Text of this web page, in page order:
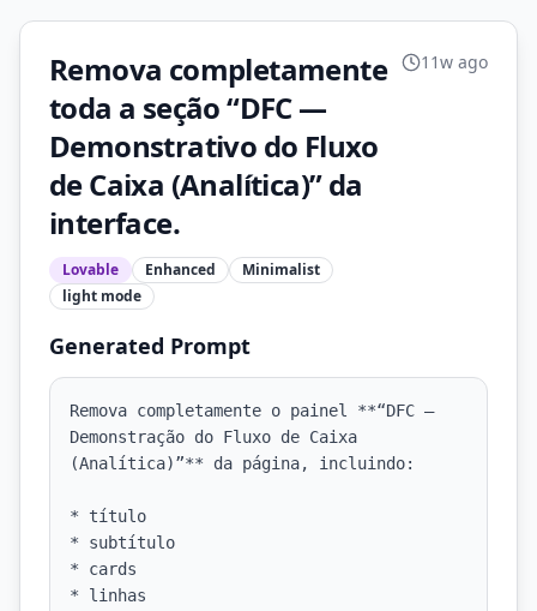
Remova completamente
toda a seção “DFC —
Demonstrativo do Fluxo
de Caixa (Analítica)” da
interface.
Lovable Enhanced
Minimalist
light mode
11w ago
Generated Prompt
Remova completamente o painel **“DFC —
Demonstração do Fluxo de Caixa
(Analítica)”** da página, incluindo:
* título
* subtítulo
* cards
* linhas